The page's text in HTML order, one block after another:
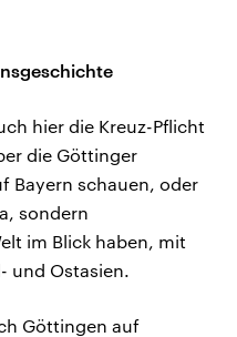
hier die Kreuz-Pflicht
die Göttinger
Bayern schauen, oder
sondern
im Blick haben, mit
und Ostasien.
Göttingen auf